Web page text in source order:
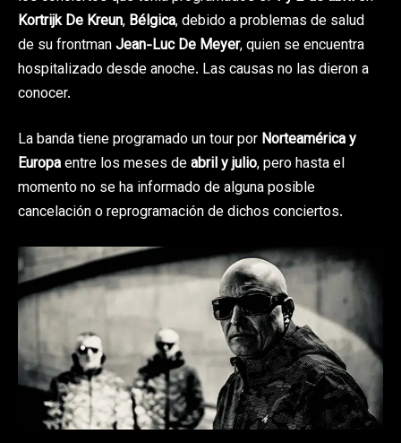
Kortrijk De Kreun, Bélgica, debido a problemas de salud
de su frontmanJean-Luc De Meyer, quien se encuentra
hospitalizado desde anoche. Las causas no las dieron a
conocer.
La banda tiene programado un tour por Norteamérica y
Europaentre los meses deabril y julio, pero hasta el
momento no se ha informado de alguna posible
cancelación o reprogramación de dichos conciertos.